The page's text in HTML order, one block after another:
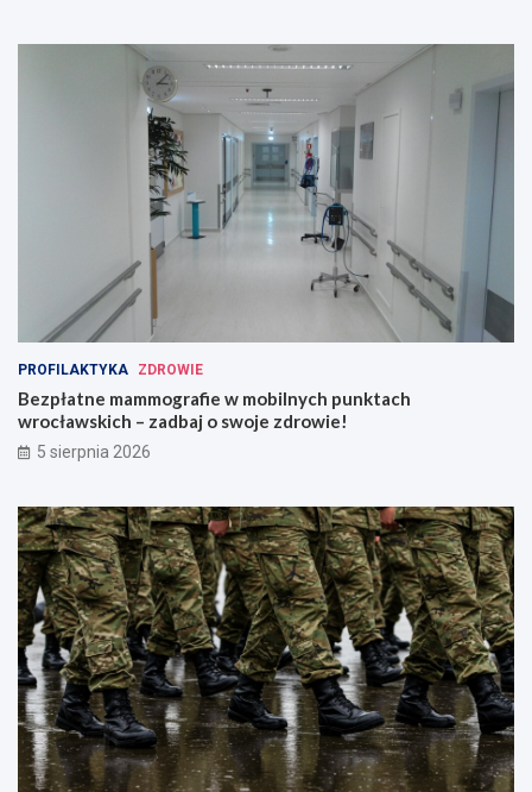
PROFILAKTYKA ZDROWIE
Bezpłatne mammografie w mobilnych punktach
wrocławskich – zadbaj o swoje zdrowie!
5 sierpnia 2026